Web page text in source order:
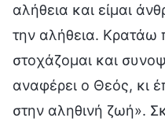
αλήθεια και είμαι
την αλήθεια. Κρατάω
στοχάζομαι και
αναφέρει ο Θεός, κι
στην αληθινή ζωή».